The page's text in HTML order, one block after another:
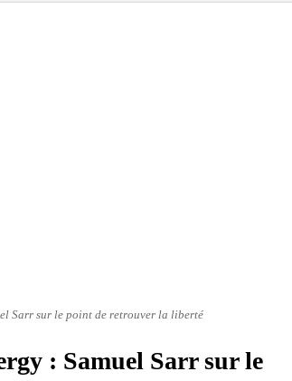
Sarr sur le point de retrouver la liberté
: Samuel Sarr sur le